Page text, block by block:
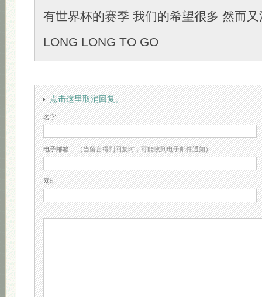
有世界杯的赛季 我们的希望很多 然而
LONG LONG TO GO
点击这里取消回复。
名字
电子邮箱 （当留言得到回复时，可能收到电子邮件通知）
网址